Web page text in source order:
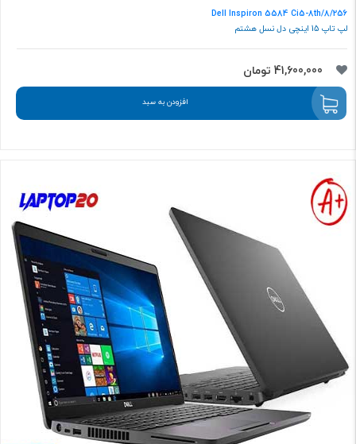
Dell Inspiron 5584 Ci5-8th/8/256
لپ تاپ 15 اینچی دل نسل هشتم
41,600,000 تومان
افزودن به سبد